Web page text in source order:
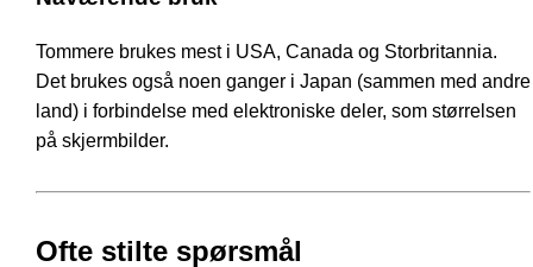
Tommere brukes mest i USA, Canada og Storbritannia.
Det brukes også noen ganger i Japan (sammen med andre
land) i forbindelse med elektroniske deler, som størrelsen
på skjermbilder.
Ofte stilte spørsmål